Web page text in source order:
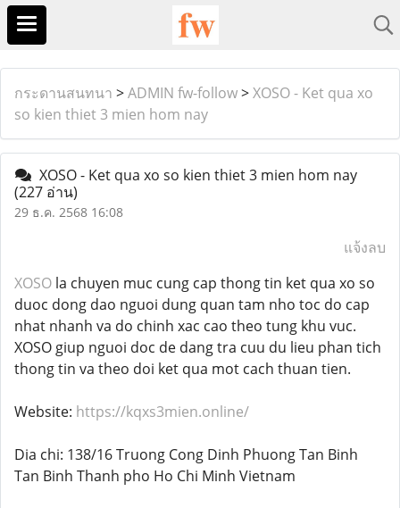
กระดานสนทนา >ADMIN fw-follow>XOSO - Ket qua xo
so kien thiet 3 mien hom nay
XOSO - Ket qua xo so kien thiet 3 mien hom nay
(227 อ่าน)
29 ธ.ค. 2568 16:08
แจ้งลบ
XOSO la chuyen muc cung cap thong tin ket qua xo so
duoc dong dao nguoi dung quan tam nho toc do cap
nhat nhanh va do chinh xac cao theo tung khu vuc.
XOSO giup nguoi doc de dang tra cuu du lieu phan tich
thong tin va theo doi ket qua mot cach thuan tien.
Website: https://kqxs3mien.online/
Dia chi: 138/16 Truong Cong Dinh Phuong Tan Binh
Tan Binh Thanh pho Ho Chi Minh Vietnam